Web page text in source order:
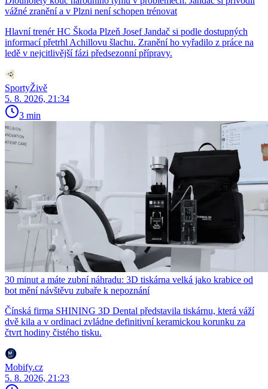
vážné zranění a v Plzni není schopen trénovat
Hlavní trenér HC Škoda Plzeň Josef Jandač si podle dostupných
informací přetrhl Achillovu šlachu. Zranění ho vyřadilo z práce na
ledě v nejcitlivější fázi předsezonní přípravy.
SportyŽivě
5. 8. 2026, 21:34
3 min
30 minut a máte zubní náhradu: 3D tiskárna velká jako krabice od
bot mění návštěvu zubaře k nepoznání
Čínská firma SHINING 3D Dental představila tiskárnu, která váží
dvě kila a v ordinaci zvládne definitivní keramickou korunku za
čtvrt hodiny čistého tisku.
Mobify.cz
5. 8. 2026, 21:23